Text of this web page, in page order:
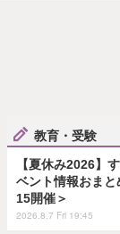
教育・受験
【夏休み2026】
ベント情報おまと
15開催＞
2026.8.7 Fri 19:45